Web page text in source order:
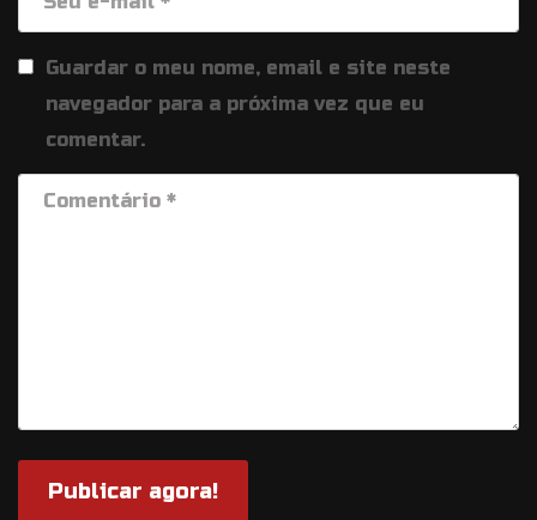
Guardar o meu nome, email e site neste
navegador para a próxima vez que eu
comentar.
Publicar agora!